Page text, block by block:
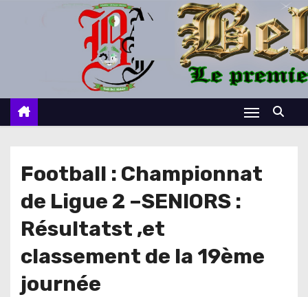
c
Football : Championnat
de Ligue 2 –SENIORS :
Résultatst ,et
classement de la 19ème
journée